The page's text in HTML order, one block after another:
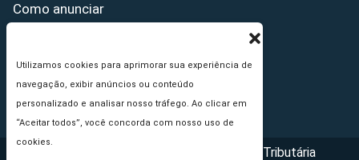
Utilizamos cookies para aprimorar sua experiência de
navegação, exibir anúncios ou conteúdo
personalizado e analisar nosso tráfego. Ao clicar em
“Aceitar todos”, você concorda com nosso uso de
cookies.
Como anunciar
Princípios Editoriais
Copyright © 2026 - Portal da Reforma Tributária